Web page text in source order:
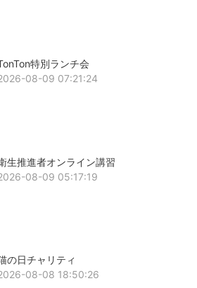
特別ランチ会
08-09 07:21:24
生推進者オンライン講習
08-09 05:17:19
の日チャリティ
08-08 18:50:26